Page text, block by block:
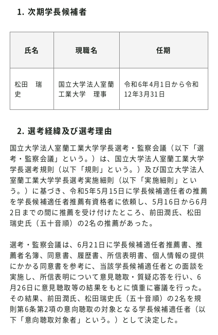
1. 次期学長候補者
氏名 現職名 任期
松田 瑞
史
国立大学法人室蘭
工業大学 理事
令和6年4月1日から令和
12年3月31日
2. 選考経緯及び選考理由
国立大学法人室蘭工業大学学長選考・監察会議（以下「選
考・監察会議」という。）は、国立大学法人室蘭工業大学
学長選考規則（以下「規則」という。）及び国立大学法人
室蘭工業大学学長選考実施細則（以下「実施細則」とい
う。）に基づき、令和5年5月15日に学長候補適任者の推薦
を学長候補適任者推薦有資格者に依頼し、5月16日から6月
2日までの間に推薦を受け付けたところ、前田潤氏、松田
瑞史氏（五十音順）の2名の推薦があった。
選考・監察会議は、6月21日に学長候補適任者推薦書、推
薦者名簿、同意書、履歴書、所信表明書、個人情報の提供
にかかる同意書を参考に、当該学長候補適任者との面談を
実施し、所信表明について意見聴取・質疑応答を行い、6
月26日に意見聴取等の結果をもとに慎重に審議を行った。
その結果、前田潤氏、松田瑞史氏（五十音順）の2名を規
則第6条第2項の意向聴取の対象となる学長候補適任者（以
下「意向聴取対象者」という。）として決定した。